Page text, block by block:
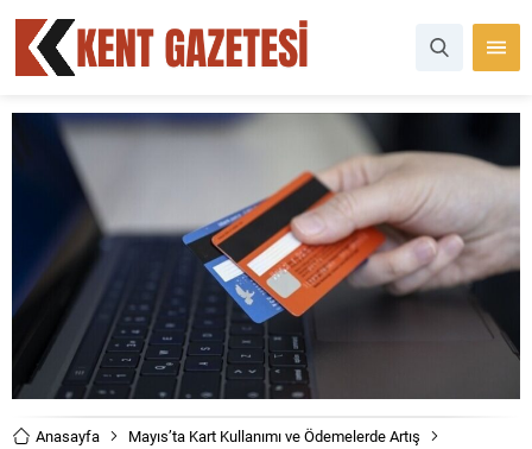
Anasayfa
Mayıs’ta Kart Kullanımı ve Ödemelerde Artış